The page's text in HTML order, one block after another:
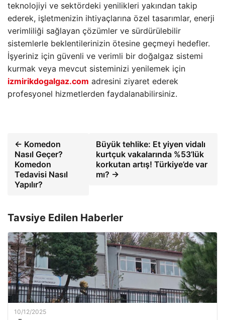
teknolojiyi ve sektördeki yenilikleri yakından takip
ederek, işletmenizin ihtiyaçlarına özel tasarımlar, enerji
verimliliği sağlayan çözümler ve sürdürülebilir
sistemlerle beklentilerinizin ötesine geçmeyi hedefler.
İşyeriniz için güvenli ve verimli bir doğalgaz sistemi
kurmak veya mevcut sisteminizi yenilemek için
izmirikdogalgaz.com adresini ziyaret ederek
profesyonel hizmetlerden faydalanabilirsiniz.
← Komedon
Nasıl Geçer?
Komedon
Tedavisi Nasıl
Yapılır?
Büyük tehlike: Et yiyen vidalı
kurtçuk vakalarında %53’lük
korkutan artış! Türkiye’de var
mı? →
Tavsiye Edilen Haberler
10/12/2025